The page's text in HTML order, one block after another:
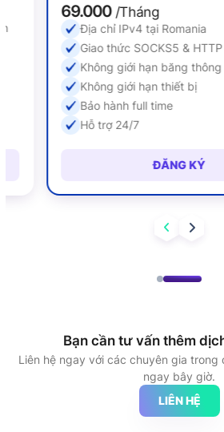
69.000/Tháng
Địa chỉ IPv4 tại Romania
Giao thức SOCKS5 & HTTP
Không giới hạn băng thông
Không giới hạn thiết bị
Bảo hành full time
Hỗ trợ 24/7
ĐĂNG KÝ
Bạn cần tư vấn thêm
Liên hệ ngay với các chuyên gia trong
ngay bây giờ.
LIÊN HỆ